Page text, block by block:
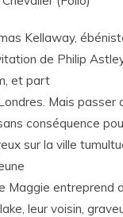
Kellaway,
de Philip
et part
Mais passer
conséquence
sur la ville
Maggie entreprend
leur voisin,